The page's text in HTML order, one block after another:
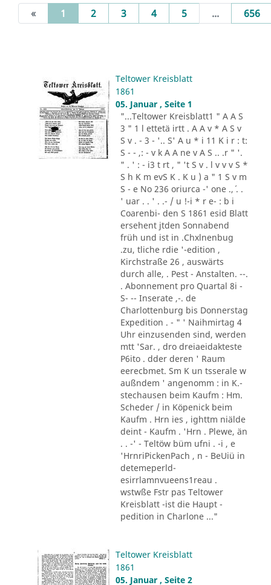
« 1 (current)
2 3 4 5 ... 656
Teltower Kreisblatt
1861
05. Januar , Seite 1
"...Teltower Kreisblatt1 " A A S
3 " 1 l ettetä irtt . A A v * A S v
S v . - 3 - '.. S' A u * i 11 K i r : t:
S - - ,: - v k A A ne v A S .. .r " '.
" . ' : - i3 t rt , " 't S v . l v v v S *
S h K m evS K . K u ) a " 1 S v m
S - e No 236 oriurca -' one .,´ . .
' uar . . ' . .- / u !-i * r e- : b i
Coarenbi- den S 1861 esid Blatt
ersehent jtden Sonnabend
früh und ist in .Chxlnenbug
.zu, tliche rdie '-edition ,
Kirchstraße 26 , auswärts
durch alle, . Pest - Anstalten. --.
. Abonnement pro Quartal 8i -
S- -- Inserate ,-. de
Charlottenburg bis Donnerstag
Expedition . - " ' Naihmirtag 4
Uhr einzusenden sind, werden
mtt 'Sar. , dro dreiaeidakteste
P6ito . dder deren ' Raum
eerecbmet. Sm K un tsserale w
außndem ' angenomm : in K.-
stechausen beim Kaufm : Hm.
Scheder / in Köpenick beim
Kaufm . Hrn ies , ighttm niälde
deint - Kaufm . 'Hrn . Plewe, än
. . -' - Teltöw büm ufni . -i , e
'HrnriPickenPach , n - BeUiü in
detemeperld-
esirrlamnvueens1reau .
wstwße Fstr pas Teltower
Kreisblatt -ist die Haupt -
pedition in Charlone ..."
Teltower Kreisblatt
1861
05. Januar , Seite 2